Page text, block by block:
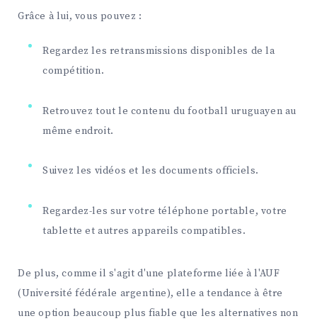
Grâce à lui, vous pouvez :
Regardez les retransmissions disponibles de la
compétition.
Retrouvez tout le contenu du football uruguayen au
même endroit.
Suivez les vidéos et les documents officiels.
Regardez-les sur votre téléphone portable, votre
tablette et autres appareils compatibles.
De plus, comme il s'agit d'une plateforme liée à l'AUF
(Université fédérale argentine), elle a tendance à être
une option beaucoup plus fiable que les alternatives non